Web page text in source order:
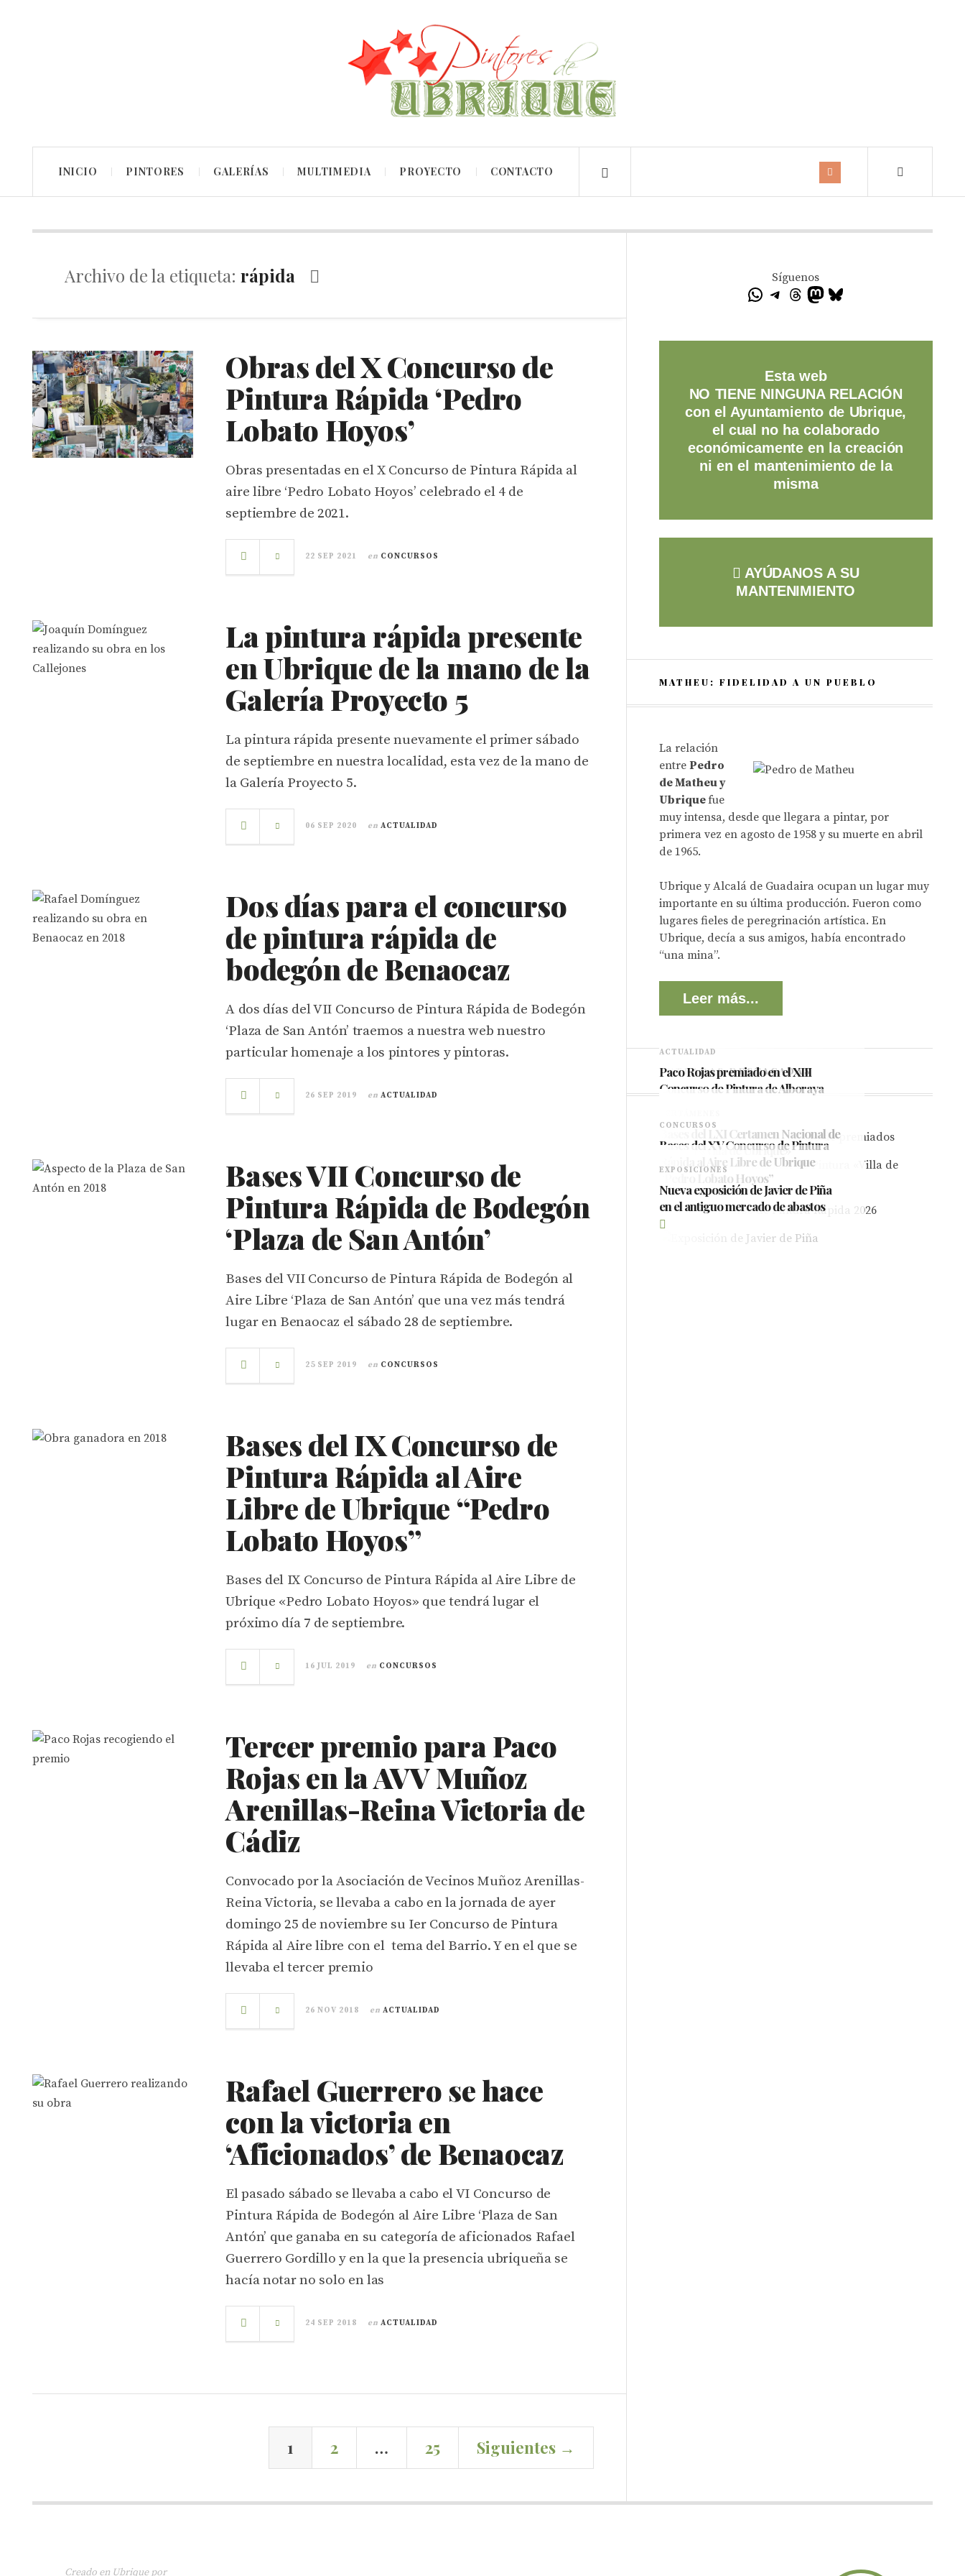
INICIO PINTORES GALERÍAS MULTIMEDIA PROYECTO CONTACTO
Archivo de la etiqueta: rápida
Obras del X Concurso de
Pintura Rápida ‘Pedro
Lobato Hoyos’
Obras presentadas en el X Concurso de Pintura Rápida al
aire libre ‘Pedro Lobato Hoyos’ celebrado el 4 de
septiembre de 2021.
22 SEP 2021 en CONCURSOS
La pintura rápida presente
en Ubrique de la mano de la
Galería Proyecto 5
La pintura rápida presente nuevamente el primer sábado
de septiembre en nuestra localidad, esta vez de la mano de
la Galería Proyecto 5.
06 SEP 2020 en ACTUALIDAD
Dos días para el concurso
de pintura rápida de
bodegón de Benaocaz
A dos días del VII Concurso de Pintura Rápida de Bodegón
‘Plaza de San Antón’ traemos a nuestra web nuestro
particular homenaje a los pintores y pintoras.
26 SEP 2019 en ACTUALIDAD
Bases VII Concurso de
Pintura Rápida de Bodegón
‘Plaza de San Antón’
Bases del VII Concurso de Pintura Rápida de Bodegón al
Aire Libre ‘Plaza de San Antón’ que una vez más tendrá
lugar en Benaocaz el sábado 28 de septiembre.
25 SEP 2019 en CONCURSOS
Bases del IX Concurso de
Pintura Rápida al Aire
Libre de Ubrique “Pedro
Lobato Hoyos”
Bases del IX Concurso de Pintura Rápida al Aire Libre de
Ubrique «Pedro Lobato Hoyos» que tendrá lugar el
próximo día 7 de septiembre.
16 JUL 2019 en CONCURSOS
Tercer premio para Paco
Rojas en la AVV Muñoz
Arenillas-Reina Victoria de
Cádiz
Convocado por la Asociación de Vecinos Muñoz Arenillas-
Reina Victoria, se llevaba a cabo en la jornada de ayer
domingo 25 de noviembre su Ier Concurso de Pintura
Rápida al Aire libre con el tema del Barrio. Y en el que se
llevaba el tercer premio
26 NOV 2018 en ACTUALIDAD
Rafael Guerrero se hace
con la victoria en
‘Aficionados’ de Benaocaz
El pasado sábado se llevaba a cabo el VI Concurso de
Pintura Rápida de Bodegón al Aire Libre ‘Plaza de San
Antón’ que ganaba en su categoría de aficionados Rafael
Guerrero Gordillo y en la que la presencia ubriqueña se
hacía notar no solo en las
24 SEP 2018 en ACTUALIDAD
1 2 … 25 Siguientes →
Síguenos
Esta web
NO TIENE NINGUNA RELACIÓN
con el Ayuntamiento de Ubrique,
el cual no ha colaborado
económicamente en la creación
ni en el mantenimiento de la
misma
AYÚDANOS A SU
MANTENIMIENTO
MATHEU: FIDELIDAD A UN PUEBLO
La relación
entre Pedro
de Matheu y
Ubriquefue
muy intensa, desde que llegara a pintar, por
primera vez en agosto de 1958 y su muerte en abril
de 1965.
Ubrique y Alcalá de Guadaira ocupan un lugar muy
importante en su última producción. Fueron como
lugares fieles de peregrinación artística. En
Ubrique, decía a sus amigos, había encontrado
“una mina”.
Leer más...
ENTRADAS DESTACADAS
ACTUALIDAD
Paco Rojas premiado en el XIII
Concurso de Pintura de Alboraya
Bases del LXI Certamen Nacional de
Pintura «Villa de Ubrique»
CONCURSOS
Bases del XV Concurso de Pintura
Rápida al Aire Libre de Ubrique
“Pedro Lobato Hoyos”
EXPOSICIONES
Nueva exposición de Javier de Piña
en el antiguo mercado de abastos
Creado en Ubrique por